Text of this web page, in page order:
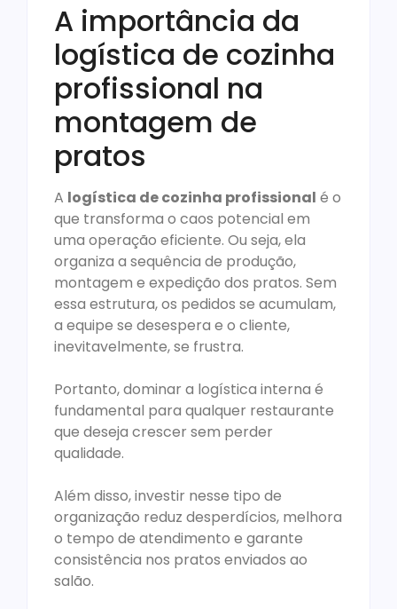
A importância da
logística de cozinha
profissional na
montagem de
pratos
A logística de cozinha profissional é o
que transforma o caos potencial em
uma operação eficiente. Ou seja, ela
organiza a sequência de produção,
montagem e expedição dos pratos. Sem
essa estrutura, os pedidos se acumulam,
a equipe se desespera e o cliente,
inevitavelmente, se frustra.
Portanto, dominar a logística interna é
fundamental para qualquer restaurante
que deseja crescer sem perder
qualidade.
Além disso, investir nesse tipo de
organização reduz desperdícios, melhora
o tempo de atendimento e garante
consistência nos pratos enviados ao
salão.